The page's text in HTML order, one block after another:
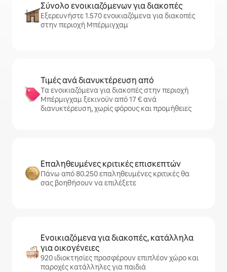
Σύνολο ενοικιαζόμενων για διακοπές
Εξερευνήστε 1.570 ενοικιαζόμενα για διακοπές
στην περιοχή Μπέρμιγχαμ
Τιμές ανά διανυκτέρευση από
Τα ενοικιαζόμενα για διακοπές στην περιοχή
Μπέρμιγχαμ ξεκινούν από 17 € ανά
διανυκτέρευση, χωρίς φόρους και προμήθειες
Επαληθευμένες κριτικές επισκεπτών
Πάνω από 80.250 επαληθευμένες κριτικές θα
σας βοηθήσουν να επιλέξετε
Ενοικιαζόμενα για διακοπές, κατάλληλα
για οικογένειες
920 ιδιοκτησίες προσφέρουν επιπλέον χώρο και
παροχές κατάλληλες για παιδιά